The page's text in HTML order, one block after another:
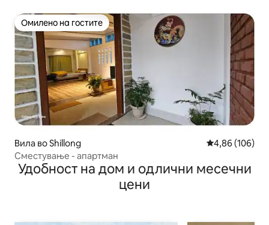
Омилено на гостите
Омилено на гостите
Вила во Shillong Просечна
4,86 (106)
Сместување - апартман
Удобност на дом и одлични месечни
цени